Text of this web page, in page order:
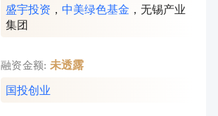
盛宇投资 ，中美绿色基金 ，无锡产业
集团
融资金额: 未透露
国投创业